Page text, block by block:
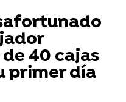
40 cajas
primer día